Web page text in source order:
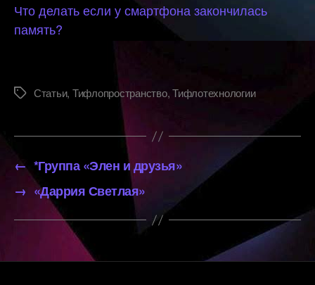
Что делать если у смартфона закончилась
память?
МеткиСтатьи, Тифлопространство,Тифлотехнологии
← *Группа «Элен и друзья»
→ «Даррия Светлая»